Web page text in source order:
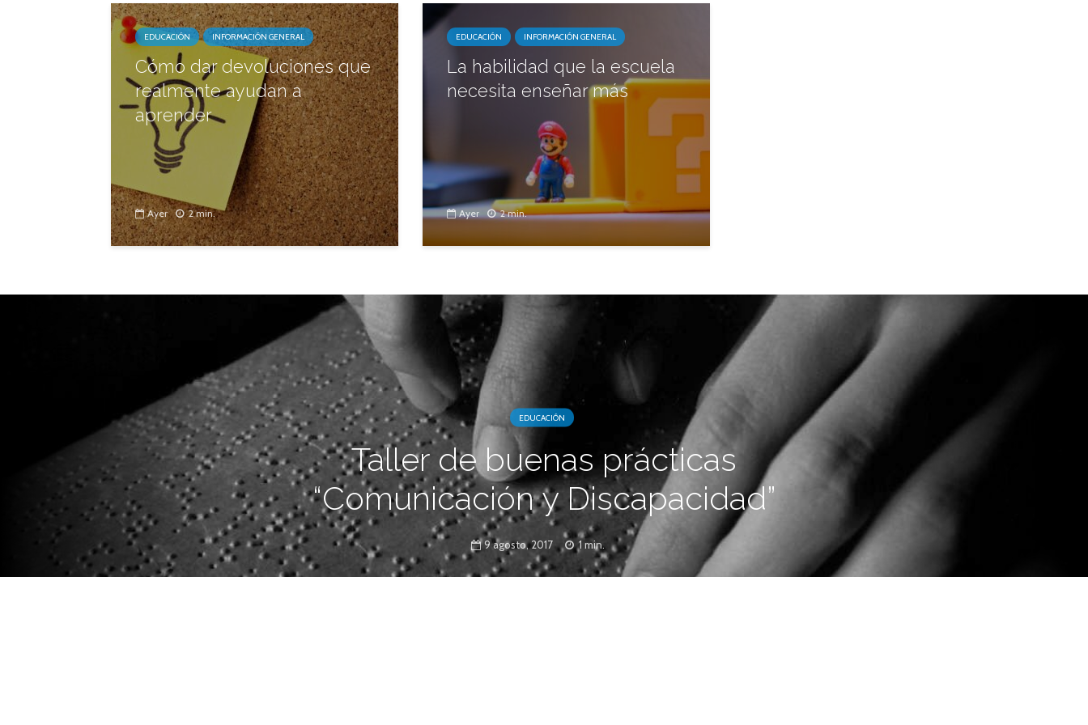
EDUCACIÓN INFORMACIÓN GENERAL
Cómo dar devoluciones que
realmente ayudan a
aprender
Ayer 2 min.
EDUCACIÓN INFORMACIÓN GENERAL
La habilidad que la escuela
necesita enseñar más
Ayer 2 min.
EDUCACIÓN
Taller de buenas prácticas
“Comunicación y Discapacidad”
9 agosto, 2017 1 min.